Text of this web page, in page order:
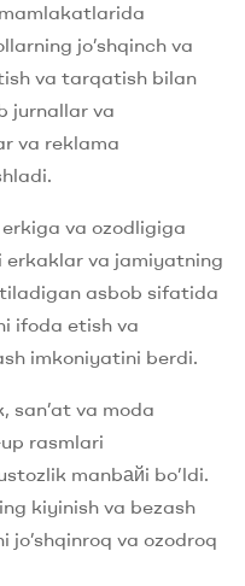
mamlakatlarida
jo’shqinch va
va tarqatish bilan
jurnallar va
va reklama
va ozodligiga
erkaklar va jamiyatning
asbob sifatida
ifoda etish va
imkoniyatini berdi.
san’at va moda
rasmlari
manbайi bo’ldi.
kiyinish va bezash
jo’shqinroq va ozodroq